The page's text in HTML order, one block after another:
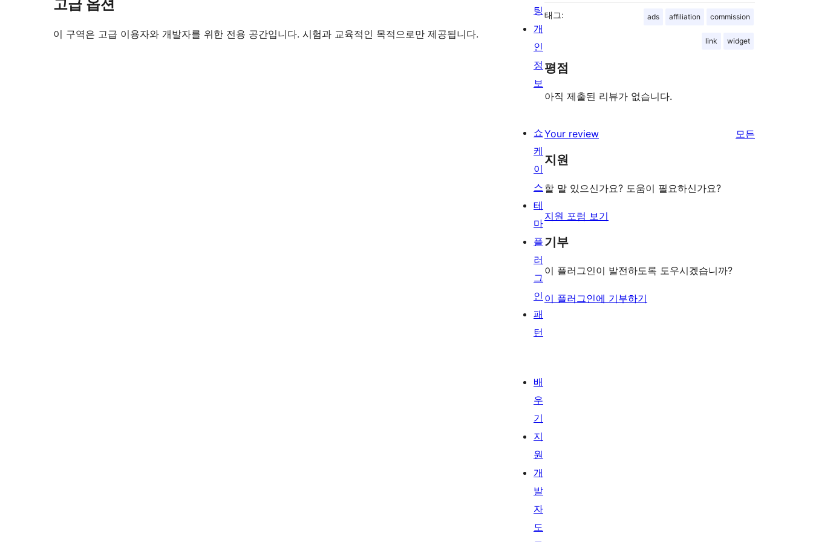
고급 옵션
이 구역은 고급 이용자와 개발자를 위한 전용 공간입니다. 시험과 교육적인 목적으로만 제공됩니다.
태그: ads affiliation commission
link widget
평점
아직 제출된 리뷰가 없습니다.
Your review 모든
지원
할 말 있으신가요? 도움이 필요하신가요?
지원 포럼 보기
기부
이 플러그인이 발전하도록 도우시겠습니까?
이 플러그인에 기부하기
팅
개
인
정
보
쇼
케
이
스
테
마
플
러
그
인
패
턴
배
우
기
지
원
개
발
자
도